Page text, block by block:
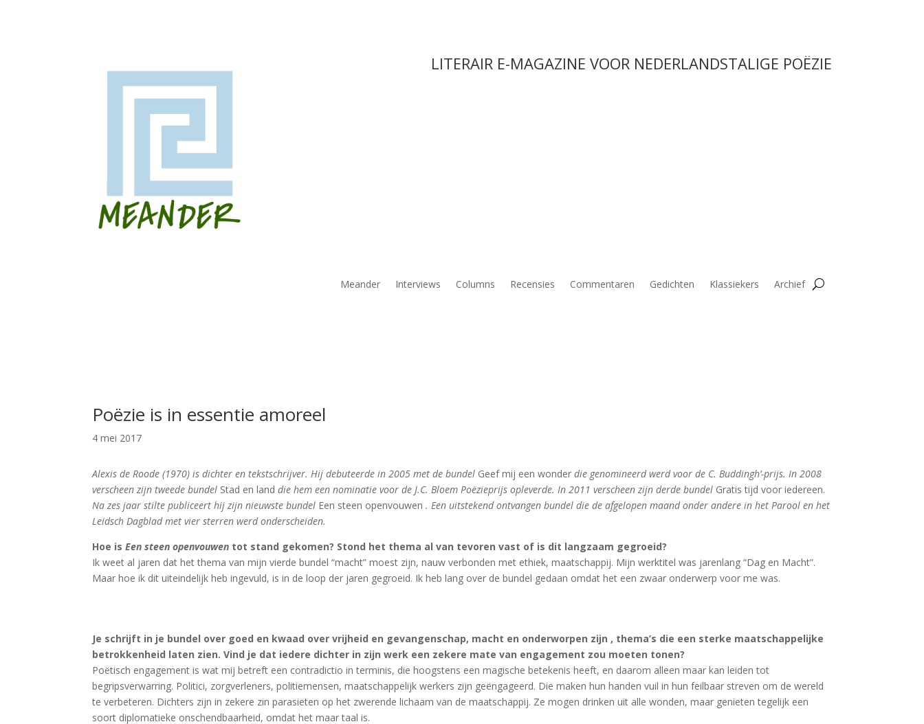
LITERAIR E-MAGAZINE VOOR NEDERLANDSTALIGE POËZIE
Meander Interviews Columns Recensies Commentaren Gedichten Klassiekers Archief
Poëzie is in essentie amoreel
4 mei 2017
Alexis de Roode (1970) is dichter en tekstschrijver. Hij debuteerde in 2005 met de bundel Geef mij een wonderdie genomineerd werd voor de C. Buddingh’-prijs. In 2008
verscheen zijn tweede bundel Stad en landdie hem een nominatie voor de J.C. Bloem Poëzieprijs opleverde. In 2011 verscheen zijn derde bundel Gratis tijd voor iedereen.
Na zes jaar stilte publiceert hij zijn nieuwste bundel Een steen openvouwen. Een uitstekend ontvangen bundel die de afgelopen maand onder andere in het Parool en het
Leidsch Dagblad met vier sterren werd onderscheiden.
Hoe isEen steen openvouwen tot stand gekomen? Stond het thema al van tevoren vast of is dit langzaam gegroeid?
Ik weet al jaren dat het thema van mijn vierde bundel “macht” moest zijn, nauw verbonden met ethiek, maatschappij. Mijn werktitel was jarenlang “Dag en Macht”.
Maar hoe ik dit uiteindelijk heb ingevuld, is in de loop der jaren gegroeid. Ik heb lang over de bundel gedaan omdat het een zwaar onderwerp voor me was.
Je schrijft in je bundel over goed en kwaad over vrijheid en gevangenschap, macht en onderworpen zijn , thema’s die een sterke maatschappelijke
betrokkenheid laten zien. Vind je dat iedere dichter in zijn werk een zekere mate van engagement zou moeten tonen?
Poëtisch engagement is wat mij betreft een contradictio in terminis, die hoogstens een magische betekenis heeft, en daarom alleen maar kan leiden tot
begripsverwarring. Politici, zorgverleners, politiemensen, maatschappelijk werkers zijn geëngageerd. Die maken hun handen vuil in hun feilbaar streven om de wereld
te verbeteren. Dichters zijn in zekere zin parasieten op het zwerende lichaam van de maatschappij. Ze mogen drinken uit alle wonden, maar genieten tegelijk een
soort diplomatieke onschendbaarheid, omdat het maar taal is.